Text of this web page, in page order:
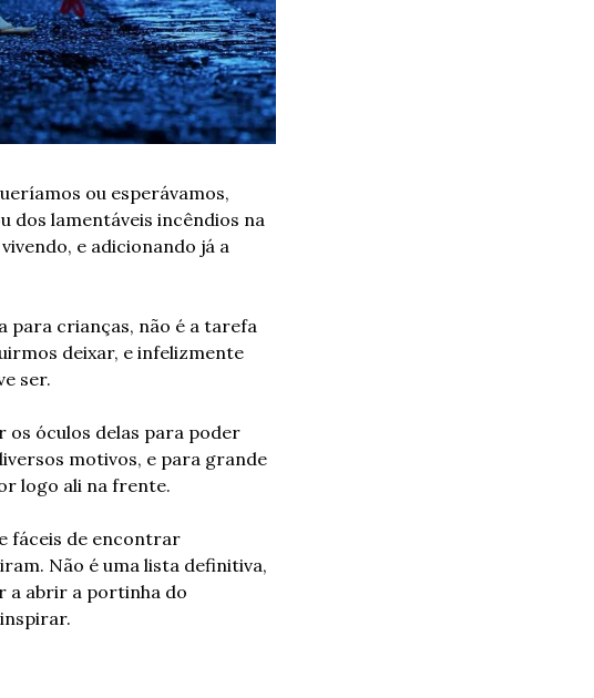
ou esperávamos,
dos lamentáveis incêndios na
e adicionando já a
para crianças, não é a tarefa
deixar, e infelizmente
ser.
os óculos delas para poder
motivos, e para grande
logo ali na frente.
fáceis de encontrar
Não é uma lista definitiva,
a abrir a portinha do